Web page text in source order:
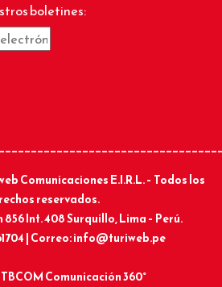
boletines:
Comunicaciones E.I.R.L. – Todos los
reservados.
Int. 408 Surquillo, Lima – Perú.
| Correo: info@turiweb.pe
TBCOM Comunicación 360°